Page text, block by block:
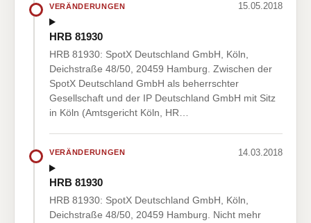
VERÄNDERUNGEN 15.05.2018
HRB 81930
HRB 81930: SpotX Deutschland GmbH, Köln,
Deichstraße 48/50, 20459 Hamburg. Zwischen der
SpotX Deutschland GmbH als beherrschter
Gesellschaft und der IP Deutschland GmbH mit Sitz
in Köln (Amtsgericht Köln, HR…
VERÄNDERUNGEN 14.03.2018
HRB 81930
HRB 81930: SpotX Deutschland GmbH, Köln,
Deichstraße 48/50, 20459 Hamburg. Nicht mehr